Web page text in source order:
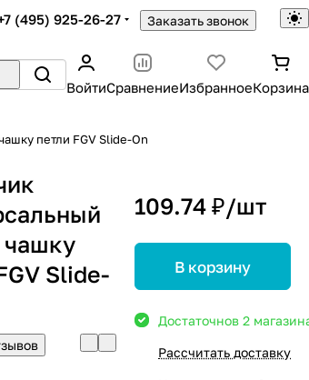
(495) 925-26-27 Заказать звонок
ВойтиСравнениеИзбранноеКорзина
петли FGV Slide-On
чашку
Slide-
109.74 ₽/шт
В корзину
Достаточнов 2
Рассчитать доставку